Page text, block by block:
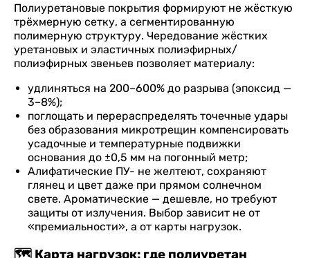
Полиуретановые покрытия формируют не жёсткую
трёхмерную сетку, а сегментированную
полимерную структуру. Чередование жёстких
уретановых и эластичных полиэфирных/
полиэфирных звеньев позволяет материалу:
удлиняться на 200–600% до разрыва (эпоксид —
3–8%);
поглощать и перераспределять точечные удары
без образования микротрещин компенсировать
усадочные и температурные подвижки
основания до ±0,5 мм на погонный метр;
Алифатические ПУ- не желтеют, сохраняют
глянец и цвет даже при прямом солнечном
свете. Ароматические — дешевле, но требуют
защиты от излучения. Выбор зависит не от
«премиальности», а от карты нагрузок.
🗺️ Карта нагрузок: где полиуретан